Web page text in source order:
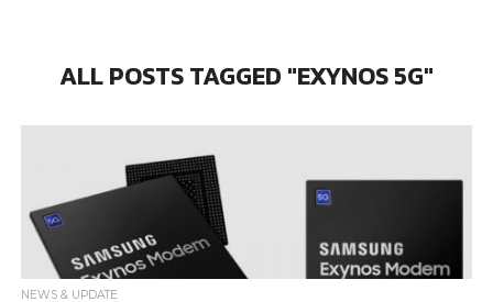
ALL POSTS TAGGED "EXYNOS 5G"
NEWS & UPDATE